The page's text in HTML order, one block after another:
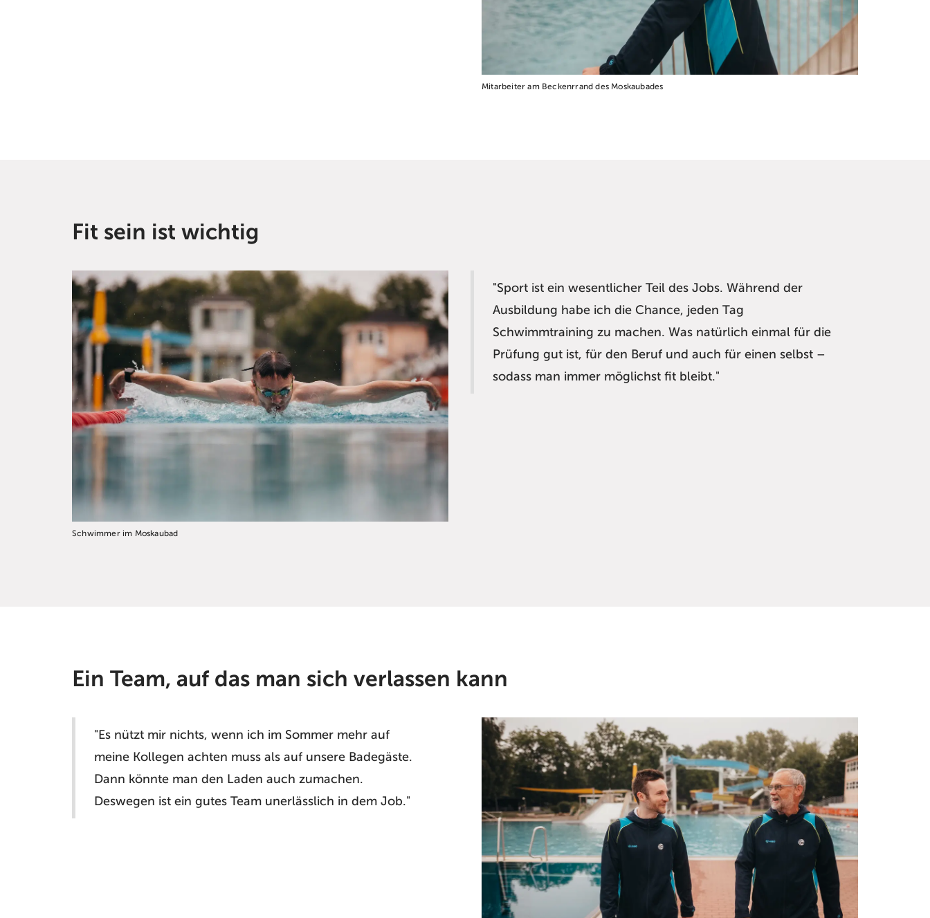
Mitarbeiter am Beckenrrand des Moskaubades
Fit sein ist wichtig
Schwimmer im Moskaubad
"Sport ist ein wesentlicher Teil des Jobs. Während der
Ausbildung habe ich die Chance, jeden Tag
Schwimmtraining zu machen. Was natürlich einmal für die
Prüfung gut ist, für den Beruf und auch für einen selbst –
sodass man immer möglichst fit bleibt."
Ein Team, auf das man sich verlassen kann
"Es nützt mir nichts, wenn ich im Sommer mehr auf
meine Kollegen achten muss als auf unsere Badegäste.
Dann könnte man den Laden auch zumachen.
Deswegen ist ein gutes Team unerlässlich in dem Job."